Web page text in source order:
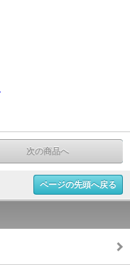
次の商品へ
ページの先頭へ戻る